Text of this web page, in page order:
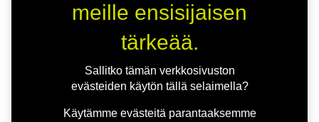
meille ensisijaisen
tärkeää.
Sallitko tämän verkkosivuston
evästeiden käytön tällä selaimella?
Käytämme evästeitä parantaaksemme